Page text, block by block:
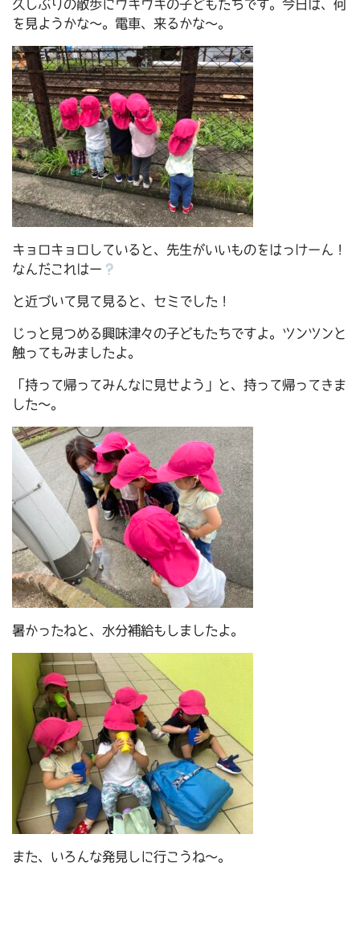
久しぶりの散歩にウキウキの子どもたちです。今日は、何
を見ようかな～。電車、来るかな～。
キョロキョロしていると、先生がいいものをはっけーん！
なんだこれはー
と近づいて見て見ると、セミでした！
じっと見つめる興味津々の子どもたちですよ。ツンツンと
触ってもみましたよ。
「持って帰ってみんなに見せよう」と、持って帰ってきま
した～。
暑かったねと、水分補給もしましたよ。
また、いろんな発見しに行こうね～。